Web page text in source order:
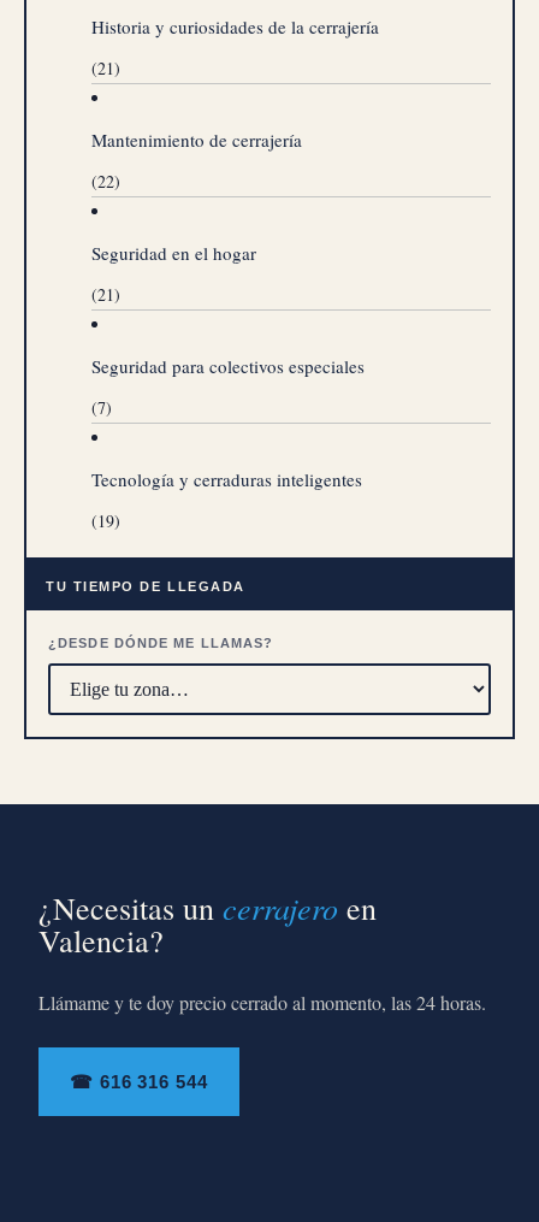
Historia y curiosidades de la cerrajería
(21)
Mantenimiento de cerrajería
(22)
Seguridad en el hogar
(21)
Seguridad para colectivos especiales
(7)
Tecnología y cerraduras inteligentes
(19)
TU TIEMPO DE LLEGADA
¿DESDE DÓNDE ME LLAMAS?
¿Necesitas un cerrajero en
Valencia?
Llámame y te doy precio cerrado al momento, las 24 horas.
☎ 616 316 544